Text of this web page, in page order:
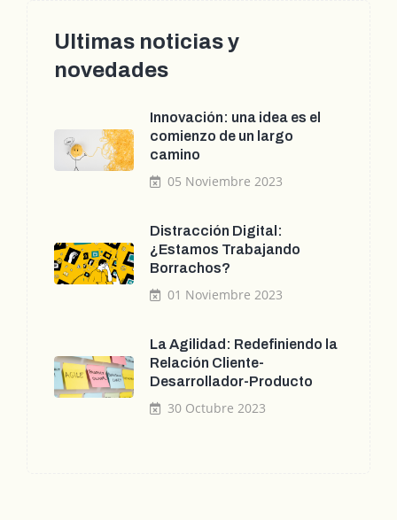
Ultimas noticias y
novedades
Innovación: una idea es el
comienzo de un largo
camino
05 Noviembre 2023
Distracción Digital:
¿Estamos Trabajando
Borrachos?
01 Noviembre 2023
La Agilidad: Redefiniendo la
Relación Cliente-
Desarrollador-Producto
30 Octubre 2023